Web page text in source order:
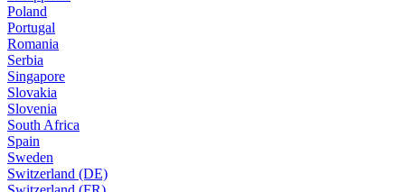
Poland
Portugal
Romania
Serbia
Singapore
Slovakia
Slovenia
South Africa
Spain
Sweden
Switzerland (DE)